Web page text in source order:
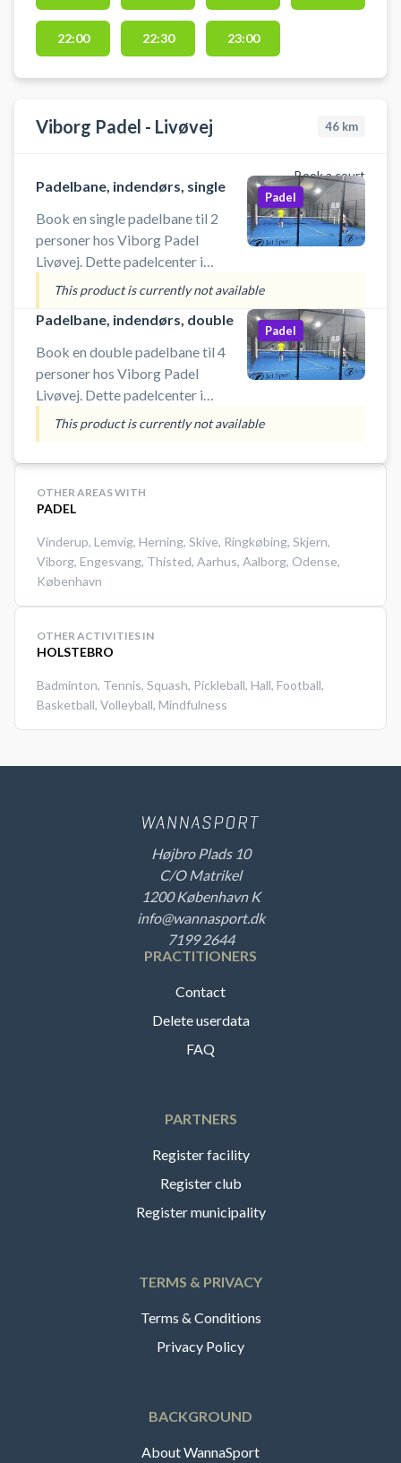
22:00 22:30 23:00
Viborg Padel - Livøvej 46 km
Book a court
Padelbane, indendørs, single
Book en single padelbane til 2
personer hos Viborg Padel
Livøvej. Dette padelcenter i
Viborg byder på 11 indendørs
padelbaner, 8 double- og 3
singlebaner og kaldes også
Viborg Padel Factory Livøvej.
<b>Gratis lånebat i centrene</b>
<b>Køb bolde og
drikkevarer</b> <b>Bad og
omklædning</b>
Padel
This product is currently not available
Padelbane, indendørs, double
Book en double padelbane til 4
personer hos Viborg Padel
Livøvej. Dette padelcenter i
Viborg byder 11 indendørs
padelbaner, 3 single- og 8
doublebaner og kaldes også
<b>Gratis lånebat i centrene</b>
drikkevarer</b> <b>Bad og
omklædning</b>
Padel
This product is currently not available
OTHER AREAS WITH
PADEL
Vinderup, Lemvig, Herning, Skive, Ringkøbing, Skjern,
Viborg, Engesvang, Thisted, Aarhus, Aalborg, Odense,
København
OTHER ACTIVITIES IN
HOLSTEBRO
Badminton, Tennis, Squash, Pickleball, Hall, Football,
Basketball, Volleyball, Mindfulness
Højbro Plads 10
C/O Matrikel
1200 København K
info@wannasport.dk
7199 2644
PRACTITIONERS
Contact
Delete userdata
FAQ
PARTNERS
Register facility
Register club
Register municipality
TERMS & PRIVACY
Terms & Conditions
Privacy Policy
BACKGROUND
About WannaSport